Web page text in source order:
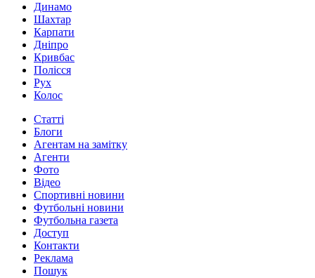
Динамо
Шахтар
Карпати
Дніпро
Кривбас
Полісся
Рух
Колос
Статті
Блоги
Агентам на замітку
Агенти
Фото
Відео
Спортивні новини
Футбольні новини
Футбольна газета
Доступ
Контакти
Реклама
Пошук